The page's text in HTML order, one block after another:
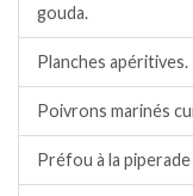
gouda.
Planches apéritives.
Poivrons marinés
Préfou à la